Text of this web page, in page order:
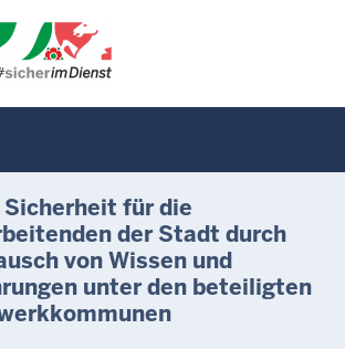
Direkt zum Inhalt
deaktivieren: Hauptmenü
Sicherheit für die
der Stadt durch
von Wissen und
unter den beteiligten